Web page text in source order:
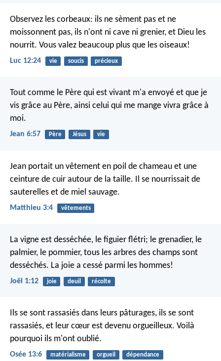
Observez les corbeaux: ils ne sèment pas et ne
moissonnent pas, ils n'ont ni cave ni grenier, et Dieu les
nourrit. Vous valez beaucoup plus que les oiseaux!
Luc 12:24 vie soucis précieux
Tout comme le Père qui est vivant m'a envoyé et que je
vis grâce au Père, ainsi celui qui me mange vivra grâce à
moi.
Jean 6:57 Père Jésus vie
Jean portait un vêtement en poil de chameau et une
ceinture de cuir autour de la taille. Il se nourrissait de
sauterelles et de miel sauvage.
Matthieu 3:4 vêtements
La vigne est desséchée, le figuier flétri; le grenadier, le
palmier, le pommier, tous les arbres des champs sont
desséchés. La joie a cessé parmi les hommes!
Joël 1:12 joie deuil récolte
Ils se sont rassasiés dans leurs pâturages, ils se sont
rassasiés, et leur cœur est devenu orgueilleux. Voilà
pourquoi ils m'ont oublié.
Osée 13:6 matérialisme orgueil dépendance